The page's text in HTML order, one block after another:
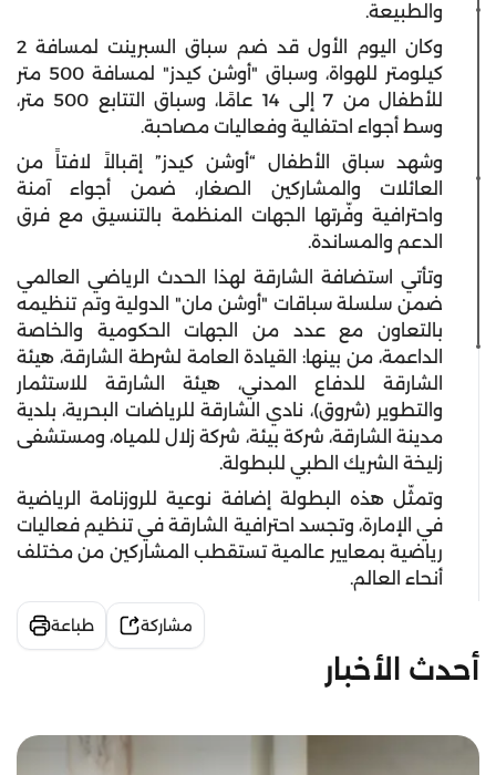
والطبيعة.
وكان اليوم الأول قد ضم سباق السبرينت لمسافة 2
كيلومتر للهواة، وسباق "أوشن كيدز" لمسافة 500 متر
للأطفال من 7 إلى 14 عامًا، وسباق التتابع 500 متر،
وسط أجواء احتفالية وفعاليات مصاحبة.
وشهد سباق الأطفال “أوشن كيدز” إقبالاً لافتاً من
العائلات والمشاركين الصغار، ضمن أجواء آمنة
واحترافية وفّرتها الجهات المنظمة بالتنسيق مع فرق
الدعم والمساندة.
وتأتي استضافة الشارقة لهذا الحدث الرياضي العالمي
ضمن سلسلة سباقات "أوشن مان" الدولية وتم تنظيمه
بالتعاون مع عدد من الجهات الحكومية والخاصة
الداعمة، من بينها: القيادة العامة لشرطة الشارقة، هيئة
الشارقة للدفاع المدني، هيئة الشارقة للاستثمار
والتطوير (شروق)، نادي الشارقة للرياضات البحرية، بلدية
مدينة الشارقة، شركة بيئة، شركة زلال للمياه، ومستشفى
زليخة الشريك الطبي للبطولة.
وتمثّل هذه البطولة إضافة نوعية للروزنامة الرياضية
في الإمارة، وتجسد احترافية الشارقة في تنظيم فعاليات
رياضية بمعايير عالمية تستقطب المشاركين من مختلف
أنحاء العالم.
مشاركة طباعة
أحدث الأخبار